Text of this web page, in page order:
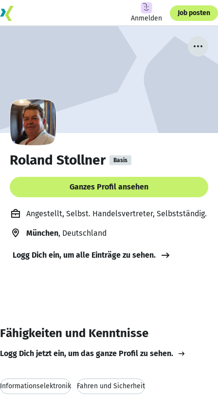
Anmelden
Job posten
Roland Stollner Basis
Ganzes Profil ansehen
Angestellt, Selbst. Handelsvertreter, Selbstständig.
München, Deutschland
Logg Dich ein, um alle Einträge zu sehen.
Fähigkeiten und Kenntnisse
Logg Dich jetzt ein, um das ganze Profil zu sehen.
Informationselektronik Fahren und Sicherheit